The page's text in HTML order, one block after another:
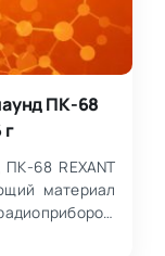
ПК-68
68 REXANT
материал